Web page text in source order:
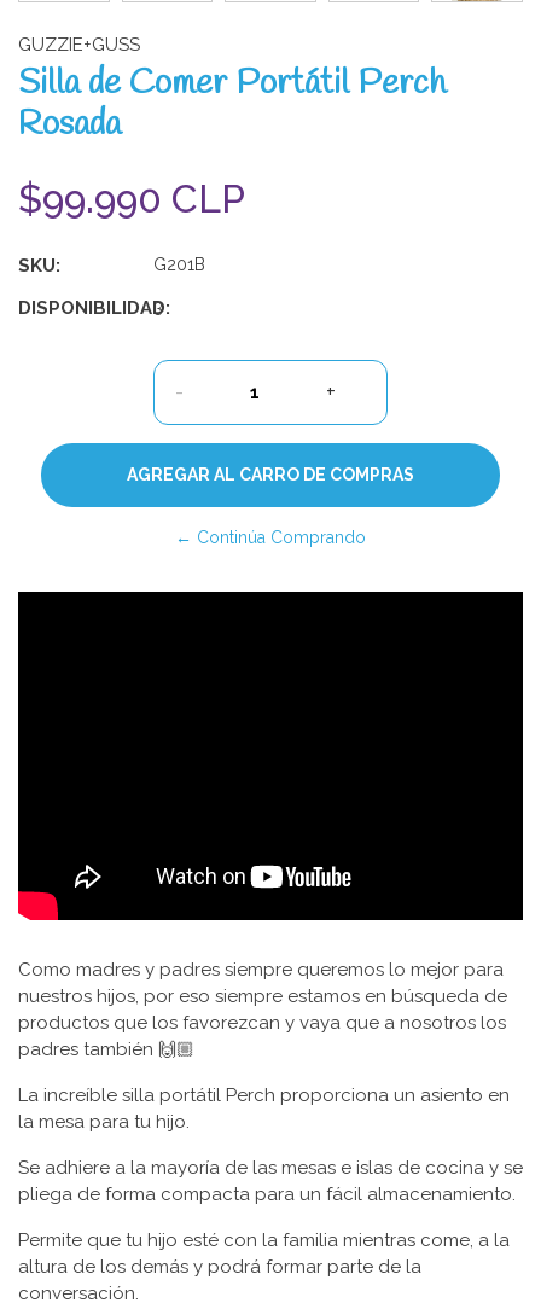
GUZZIE+GUSS
Silla de Comer Portátil Perch
Rosada
$99.990 CLP
SKU: G201B
DISPONIBILIDAD:
3
- +
← Continúa Comprando
Como madres y padres siempre queremos lo mejor para
nuestros hijos, por eso siempre estamos en búsqueda de
productos que los favorezcan y vaya que a nosotros los
padres también 🙌🏼
La increíble silla portátil Perch proporciona un asiento en
la mesa para tu hijo.
Se adhiere a la mayoría de las mesas e islas de cocina y se
pliega de forma compacta para un fácil almacenamiento.
Permite que tu hijo esté con la familia mientras come, a la
altura de los demás y podrá formar parte de la
conversación.